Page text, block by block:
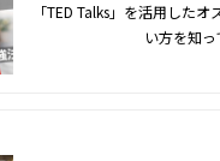
「TED Talks」を活用した
い方を知